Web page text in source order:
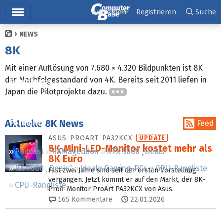
Ticker
Downloads
Forum
Podcast RAMageddon
RTX 5000 „Deals“
RX 9000 „Deals“
Ideale Gaming-PCs
GPU-Rangliste
CPU-Rangliste
Anmelden Registrieren Suche
NEWS
8K
Mit einer Auflösung von 7.680 × 4.320 Bildpunkten ist 8K
der Nachfolgestandard von 4K. Bereits seit 2011 liefen in
Japan die Pilotprojekte dazu.
Aktuelle 8K News Feed
ASUS PROART PA32KCX UPDATE
8K-Mini-LED-Monitor kostet mehr als
8K Euro
Fast zwei Jahre sind seit der ersten Vorstellung
vergangen. Jetzt kommt er auf den Markt, der 8K-
Profi-Monitor ProArt PA32KCX von Asus.
165 Kommentare 22.01.2026